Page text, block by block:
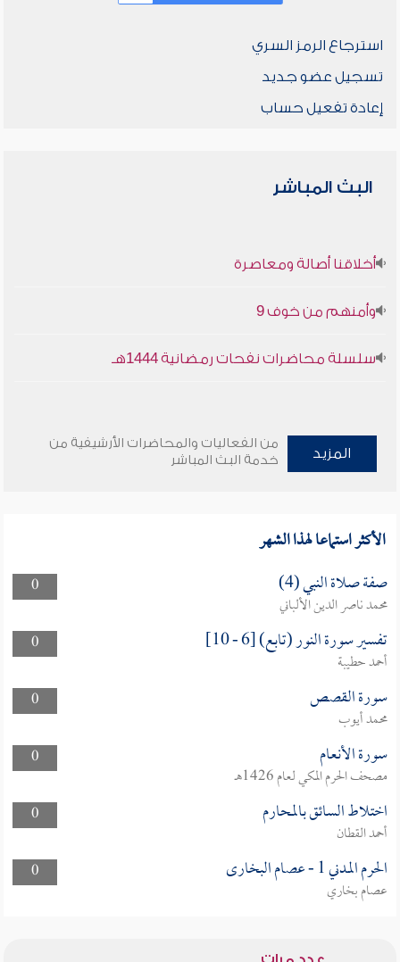
استرجاع الرمز السري
تسجيل عضو جديد
إعادة تفعيل حساب
البث المباشر
أخلاقنا أصالة ومعاصرة
وأمنهم من خوف 9
سلسلة محاضرات نفحات رمضانية 1444هـ
المزيد
من الفعاليات والمحاضرات الأرشيفية من
خدمة البث المباشر
الأكثر استماعا لهذا الشهر
0 صفة صلاة النبي (4)
محمد ناصر الدين الألباني
0
تفسير سورة النور (تابع) [6 - 10]
أحمد حطيبة
0
سورة القصص
محمد أيوب
0
سورة الأنعام
مصحف الحرم المكي لعام 1426هـ
0
اختلاط السائق بالمحارم
أحمد القطان
0
الحرم المدني 1 - عصام البخارى
عصام بخاري